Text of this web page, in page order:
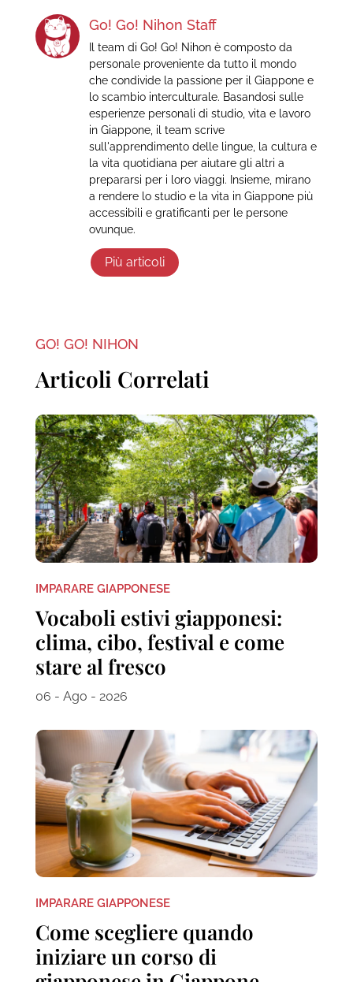
Go! Go! Nihon Staff
Il team di Go! Go! Nihon è composto da
personale proveniente da tutto il mondo
che condivide la passione per il Giappone e
lo scambio interculturale. Basandosi sulle
esperienze personali di studio, vita e lavoro
in Giappone, il team scrive
sull'apprendimento delle lingue, la cultura e
la vita quotidiana per aiutare gli altri a
prepararsi per i loro viaggi. Insieme, mirano
a rendere lo studio e la vita in Giappone più
accessibili e gratificanti per le persone
ovunque.
Più articoli
GO! GO! NIHON
Articoli Correlati
IMPARARE GIAPPONESE
Vocaboli estivi giapponesi:
clima, cibo, festival e come
stare al fresco
06 - Ago - 2026
IMPARARE GIAPPONESE
Come scegliere quando
iniziare un corso di